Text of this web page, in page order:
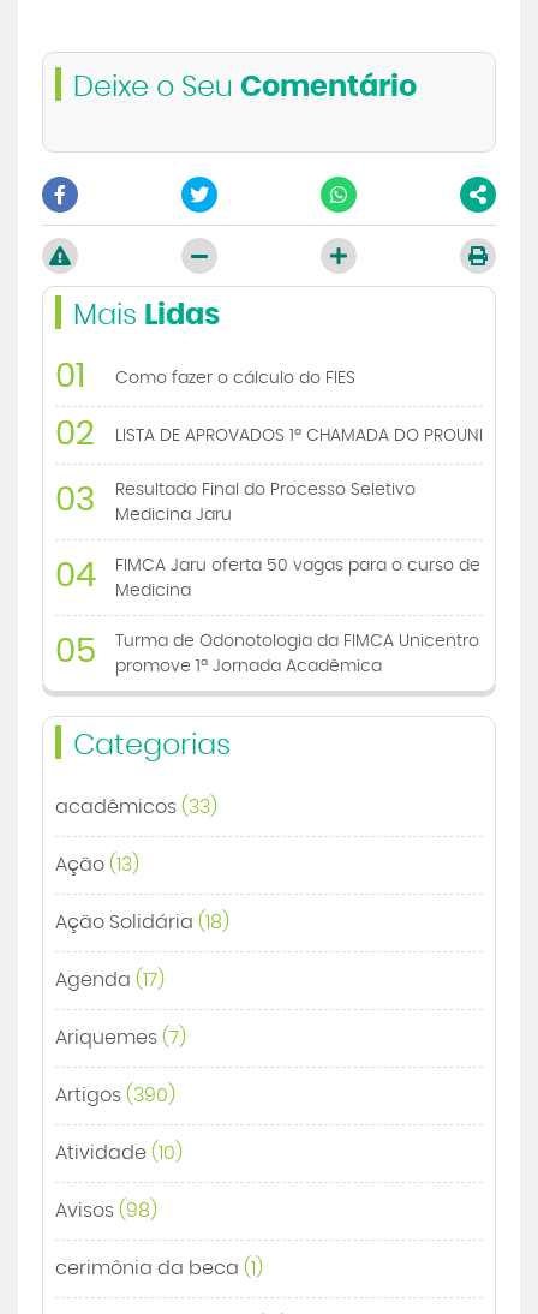
Bolsas e Benefícios
Deixe o Seu Comentário
Mais Lidas
01 Como fazer o cálculo do FIES
02 LISTA DE APROVADOS 1ª CHAMADA DO PROUNI
03
Resultado Final do Processo Seletivo
Medicina Jaru
04
FIMCA Jaru oferta 50 vagas para o curso de
Medicina
05
Turma de Odonotologia da FIMCA Unicentro
promove 1ª Jornada Acadêmica
Categorias
acadêmicos (33)
Ação (13)
Ação Solidária (18)
Agenda (17)
Ariquemes (7)
Artigos (390)
Atividade (10)
Avisos (98)
cerimônia da beca (1)